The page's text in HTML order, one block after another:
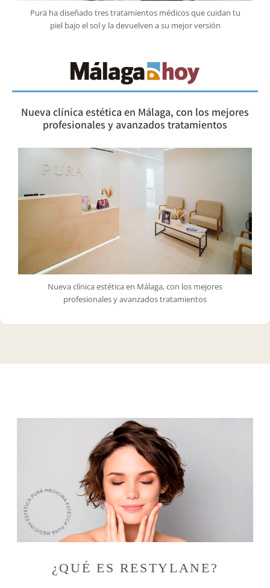
Purä ha diseñado tres tratamientos médicos que cuidan tu
piel bajo el sol y la devuelven a su mejor versión
Nueva clínica estética en Málaga, con los mejores
profesionales y avanzados tratamientos
Nueva clínica estética en Málaga, con los mejores
profesionales y avanzados tratamientos
¿QUÉ ES RESTYLANE?